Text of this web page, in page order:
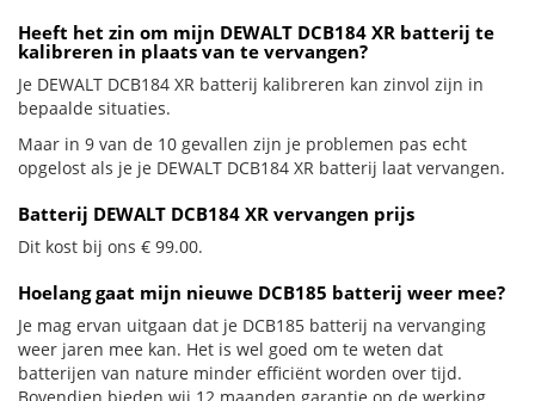
Heeft het zin om mijn DEWALT DCB184 XR batterij te
kalibreren in plaats van te vervangen?
Je DEWALT DCB184 XR batterij kalibreren kan zinvol zijn in
bepaalde situaties.
Maar in 9 van de 10 gevallen zijn je problemen pas echt
opgelost als je je DEWALT DCB184 XR batterij laat vervangen.
Batterij DEWALT DCB184 XR vervangen prijs
Dit kost bij ons € 99.00.
Hoelang gaat mijn nieuwe DCB185 batterij weer mee?
Je mag ervan uitgaan dat je DCB185 batterij na vervanging
weer jaren mee kan. Het is wel goed om te weten dat
batterijen van nature minder efficiënt worden over tijd.